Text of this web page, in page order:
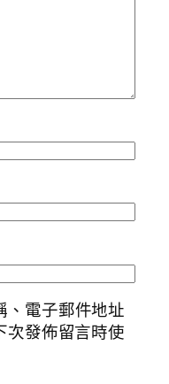
、電子郵件地址
次發佈留言時使